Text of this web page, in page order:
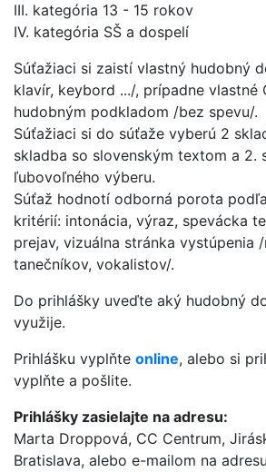
III. kategória 13 - 15 rokov
IV. kategória SŠ a dospelí
Súťažiaci si zaistí vlastný hudobný
klavír, keybord .../, prípadne vlastné
hudobným podkladom /bez spevu/.
Súťažiaci si do súťaže vyberú 2
skladba so slovenským textom a 2.
ľubovoľného výberu.
Súťaž hodnotí odborná porota
kritérií: intonácia, výraz, spevácka
prejav, vizuálna stránka vystúpenia
tanečníkov, vokalistov/.
Do prihlášky uveďte aký hudobný
využije.
Prihlášku vyplňte online, alebo si
vyplňte a pošlite.
Prihlášky zasielajte na adresu:
Marta Droppová, CC Centrum,
Bratislava, alebo e-mailom na